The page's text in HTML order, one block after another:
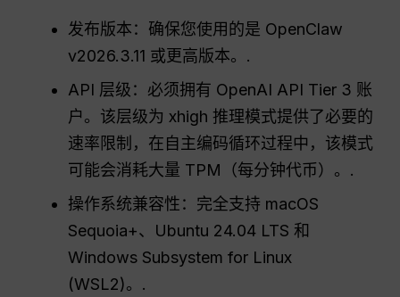
发布版本：确保您使用的是 OpenClaw
v2026.3.11 或更高版本。.
API 层级：必须拥有 OpenAI API Tier 3 账
户。该层级为 xhigh 推理模式提供了必要的
速率限制，在自主编码循环过程中，该模式
可能会消耗大量 TPM（每分钟代币）。.
操作系统兼容性：完全支持 macOS
Sequoia+、Ubuntu 24.04 LTS 和
Windows Subsystem for Linux
(WSL2)。.